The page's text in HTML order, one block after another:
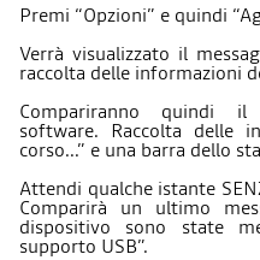
Premi “Opzioni” e quindi
Verrà visualizzato il
raccolta delle informazioni
Compariranno quindi il
software. Raccolta delle
corso...” e una barra dello
Attendi qualche istante
Comparirà un ultimo
dispositivo sono state
supporto USB”.